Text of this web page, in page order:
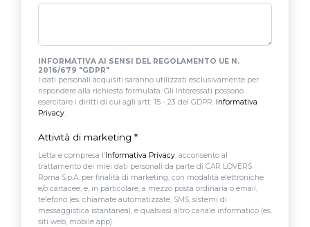
INFORMATIVA AI SENSI DEL REGOLAMENTO UE N.
2016/679 "GDPR"
I dati personali acquisiti saranno utilizzati esclusivamente per
rispondere alla richiesta formulata. Gli Interessati possono
esercitare i diritti di cui agli artt. 15 - 23 del GDPR. Informativa
Privacy
Attività di marketing *
Letta e compresa l’Informativa Privacy , acconsento al
trattamento dei miei dati personali da parte di CAR LOVERS
Roma S.p.A. per finalità di marketing, con modalità elettroniche
e/o cartacee, e, in particolare, a mezzo posta ordinaria o email,
telefono (es. chiamate automatizzate, SMS, sistemi di
messaggistica istantanea), e qualsiasi altro canale informatico (es.
siti web, mobile app).